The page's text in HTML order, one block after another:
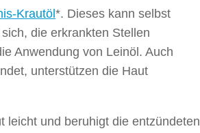
Krautöl *. Dieses kann selbst
die erkrankten Stellen
Anwendung von Leinöl. Auch
unterstützen die Haut
leicht und beruhigt die entzündeten